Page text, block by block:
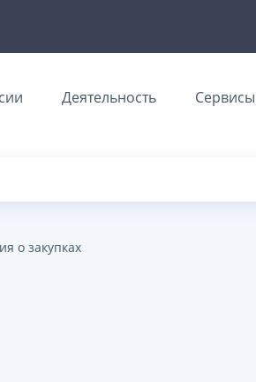
Деятельность Сервисы
о закупках